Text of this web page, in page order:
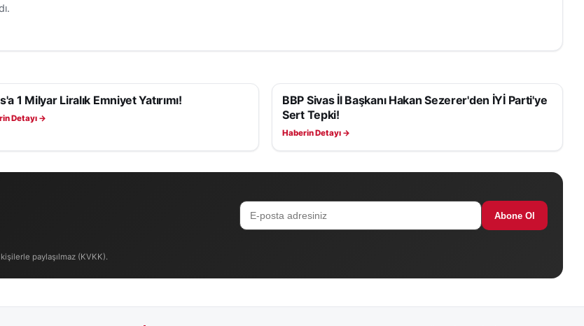
1 Milyar Liralık Emniyet Yatırımı!
Detayı →
SIYASET
BBP Sivas İl Başkanı Hakan Sezerer'den İYİ Parti'ye
Sert Tepki!
Haberin Detayı →
Abone Ol
paylaşılmaz (KVKK).